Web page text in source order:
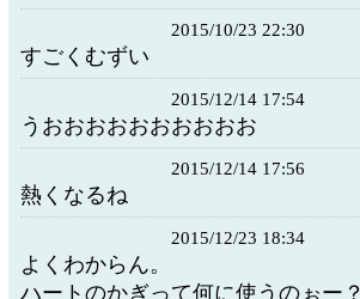
2015/10/23 22:30
すごくむずい
2015/12/14 17:54
うおおおおおおおおおお
2015/12/14 17:56
熱くなるね
2015/12/23 18:34
よくわからん。
ハートのかぎって何に使うのぉー？